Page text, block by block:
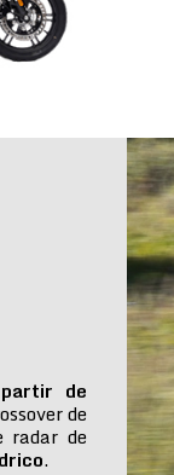
de
de
radar de
.